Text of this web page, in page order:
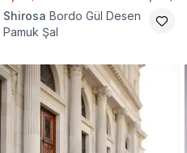
Shirosa Bordo Gül Desen
Pamuk Şal